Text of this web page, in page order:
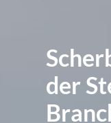
der